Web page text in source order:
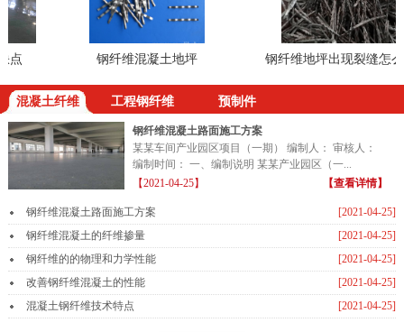
钢纤维混凝土地坪 钢纤维地坪出现裂缝怎么处
混凝土纤维 工程钢纤维 预制件
钢纤维混凝土路面施工方案
某某车间产业园区项目（一期） 编制人： 审核人：
编制时间： 一、编制说明 某某产业园区（一...
【2021-04-25】
【查看详情】
[2021-04-25]
钢纤维混凝土路面施工方案
[2021-04-25]
钢纤维混凝土的纤维掺量
[2021-04-25]
钢纤维的的物理和力学性能
[2021-04-25]
改善钢纤维混凝土的性能
[2021-04-25]
混凝土钢纤维技术特点